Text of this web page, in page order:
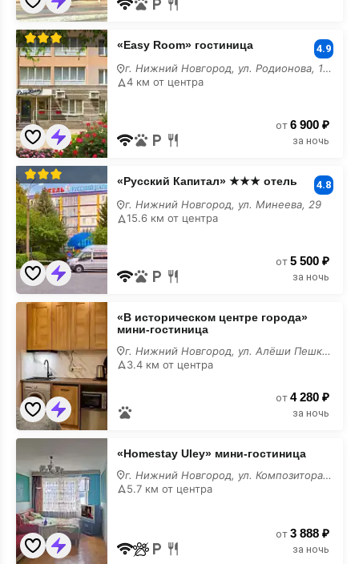
«Easy
Room»
гостиница
у
моря
«Easy Room» гостиница 4.9
г. Нижний Новгород, ул. Родионова, 165 к9
4 км от центра
от 6 900 ₽
за ночь
«Русский
Капитал»
★★★
отель
у
моря
«Русский Капитал» ★★★ отель 4.8
г. Нижний Новгород, ул. Минеева, 29
15.6 км от центра
от 5 500 ₽
за ночь
«В
историческом
центре
города»
мини-
гостиница
у
моря
«В историческом центре города»
мини-гостиница
г. Нижний Новгород, ул. Алёши Пешкова, 6
3.4 км от центра
от 4 280 ₽
за ночь
«Homestay
Uley»
мини-
гостиница
моря
«Homestay Uley» мини-гостиница
г. Нижний Новгород, ул. Композитора Касьянова, 2
5.7 км от центра
от 3 888 ₽
за ночь